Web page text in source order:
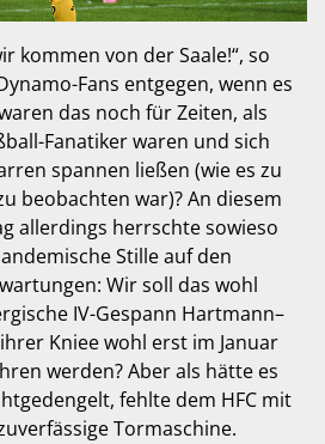
kommen von der Saale!“, so
Fans entgegen, wenn es
das noch für Zeiten, als
Fanatiker waren und sich
spannen ließen (wie es zu
beobachten war)? An diesem
allerdings herrschte sowieso
Stille auf den
Wir soll das wohl
IV-Gespann Hartmann–
Kniee wohl erst im Januar
werden? Aber als hätte es
fehlte dem HFC mit
Tormaschine.